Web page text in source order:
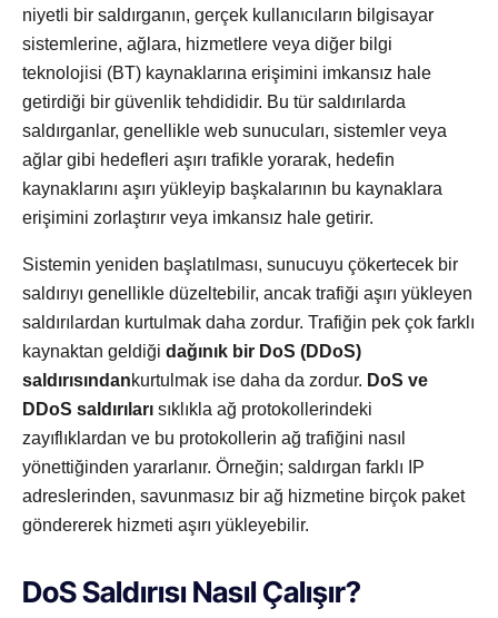
niyetli bir saldırganın, gerçek kullanıcıların bilgisayar
sistemlerine, ağlara, hizmetlere veya diğer bilgi
teknolojisi (BT) kaynaklarına erişimini imkansız hale
getirdiği bir güvenlik tehdididir. Bu tür saldırılarda
saldırganlar, genellikle web sunucuları, sistemler veya
ağlar gibi hedefleri aşırı trafikle yorarak, hedefin
kaynaklarını aşırı yükleyip başkalarının bu kaynaklara
erişimini zorlaştırır veya imkansız hale getirir.
Sistemin yeniden başlatılması, sunucuyu çökertecek bir
saldırıyı genellikle düzeltebilir, ancak trafiği aşırı yükleyen
saldırılardan kurtulmak daha zordur. Trafiğin pek çok farklı
kaynaktan geldiği dağınık bir DoS (DDoS)
saldırısındankurtulmak ise daha da zordur. DoS ve
DDoS saldırıları sıklıkla ağ protokollerindeki
zayıflıklardan ve bu protokollerin ağ trafiğini nasıl
yönettiğinden yararlanır. Örneğin; saldırgan farklı IP
adreslerinden, savunmasız bir ağ hizmetine birçok paket
göndererek hizmeti aşırı yükleyebilir.
DoS Saldırısı Nasıl Çalışır?